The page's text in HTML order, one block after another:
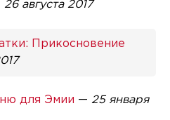
26 августа 2017
Прикосновение
для Эмии — 25 января